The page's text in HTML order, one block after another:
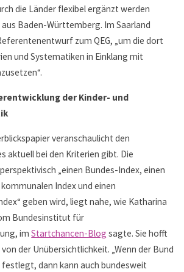
die Länder flexibel ergänzt werden
Baden-Württemberg. Im Saarland
zum QEG, „um die dort
und Systematiken in Einklang mit
der Kinder- und
veranschaulicht den
aktuell bei den Kriterien gibt. Die
„einen Bundes-Index, einen
Index und einen
geben wird, liegt nahe, wie Katharina
Bundesinstitut für
imStartchancen-Blog sagte. Sie hofft
der Unübersichtlichkeit. „Wenn der Bund
dann kann auch bundesweit